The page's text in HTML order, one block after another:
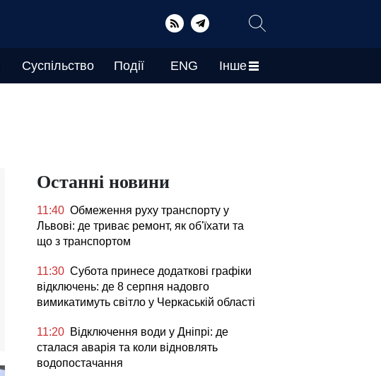
Суспільство Події ENG Інше
Останні новини
11:40 Обмеження руху транспорту у
Львові: де триває ремонт, як об'їхати та
що з транспортом
11:30 Субота принесе додаткові графіки
відключень: де 8 серпня надовго
вимикатимуть світло у Черкаській області
11:20 Відключення води у Дніпрі: де
сталася аварія та коли відновлять
водопостачання